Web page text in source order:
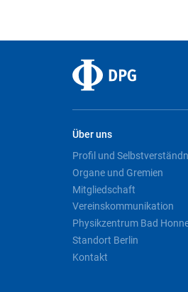
Über uns
Profil und
Organe und Gremien
Mitgliedschaft
Vereinskommunikation
Physikzentrum Bad
Standort Berlin
Kontakt